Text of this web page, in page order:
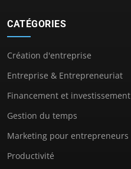
CATÉGORIES
Création d'entreprise
Entreprise & Entrepreneuriat
Financement et investissement
Gestion du temps
Marketing pour entrepreneurs
Productivité